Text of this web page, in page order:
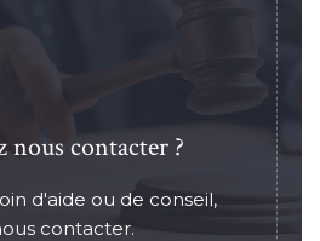
nous contacter ?
d'aide ou de conseil,
contacter.